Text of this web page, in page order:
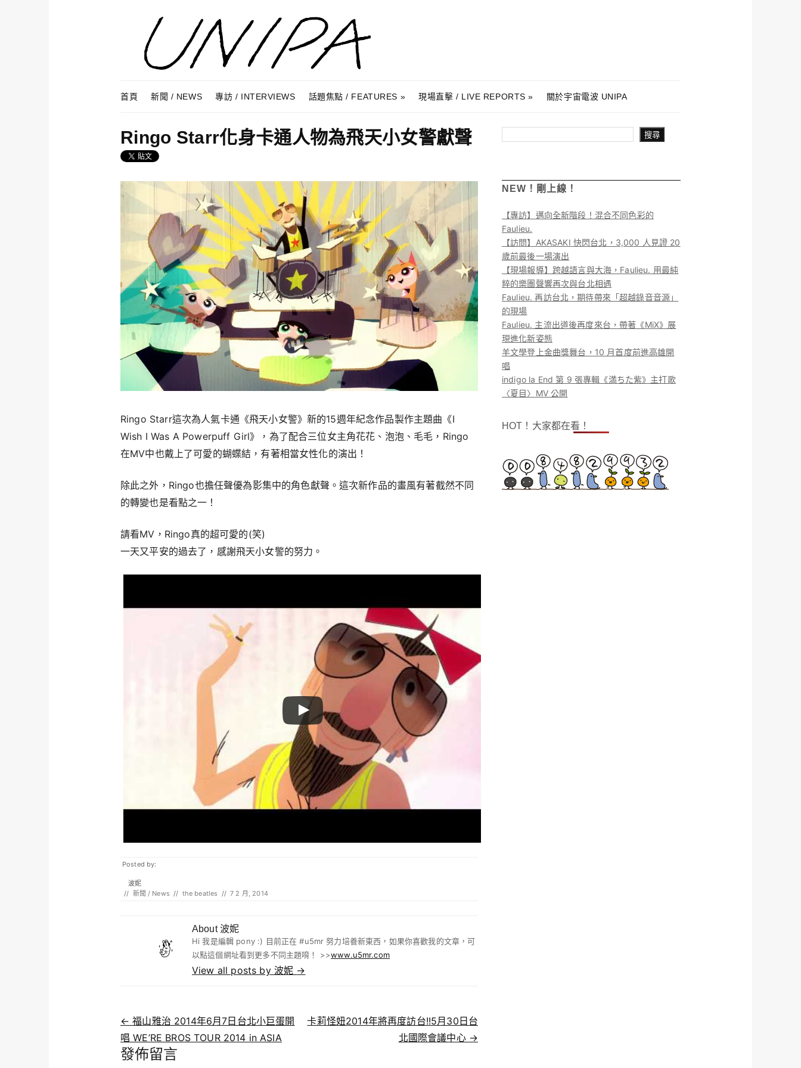
Menu
首頁
新聞 / NEWS 專訪 / INTERVIEWS 話題焦點 / FEATURES 現場直擊 / LIVE REPORTS 關於宇宙電波 UNIPA
Ringo Starr化身卡通人物為飛天小女警獻聲
Ringo Starr這次為人氣卡通《飛天小女警》新的15週年紀念作品製作主題曲《I
Wish I Was A Powerpuff Girl》，為了配合三位女主角花花、泡泡、毛毛，Ringo
在MV中也戴上了可愛的蝴蝶結，有著相當女性化的演出！
除此之外，Ringo也擔任聲優為影集中的角色獻聲。這次新作品的畫風有著截然不同
的轉變也是看點之一！
請看MV，Ringo真的超可愛的(笑)
一天又平安的過去了，感謝飛天小女警的努力。
Posted by:
波妮
// 新聞 / News // the beatles // 7 2 月, 2014
About 波妮
Hi 我是編輯 pony :) 目前正在 #u5mr 努力培養新東西，如果你喜歡我的文章，可
以點這個網址看到更多不同主題唷！ >>www.u5mr.com
View all posts by 波妮 →
Post navigation
← 福山雅治 2014年6月7日台北小巨蛋開
唱 WE’RE BROS TOUR 2014 in ASIA
卡莉怪妞2014年將再度訪台!!5月30日台
北國際會議中心 →
發佈留言
搜尋
NEW！剛上線！
【專訪】邁向全新階段！混合不同色彩的
Faulieu.
【訪問】AKASAKI 快閃台北，3,000 人見證 20
歲前最後一場演出
【現場報導】跨越語言與大海，Faulieu. 用最純
粹的樂團聲響再次與台北相遇
Faulieu. 再訪台北，期待帶來「超越錄音音源」
的現場
Faulieu. 主流出道後再度來台，帶著《MiX》展
現進化新姿態
羊文學登上金曲獎舞台，10 月首度前進高雄開
唱
indigo la End 第 9 張專輯《満ちた紫》主打歌
〈夏目〉MV 公開
HOT！大家都在看！